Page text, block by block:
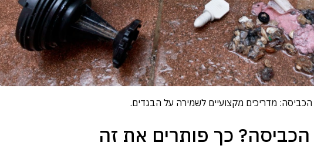
הכביסה: מדריכים מקצועיים לשמירה על הבגדים.
הכביסה? כך פותרים את זה